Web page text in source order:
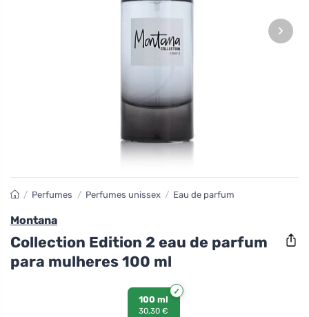
›
/ Perfumes / Perfumes unissex / Eau de parfum
Montana
Collection Edition 2 eau de parfum
para mulheres 100 ml
100 ml
30,30 €